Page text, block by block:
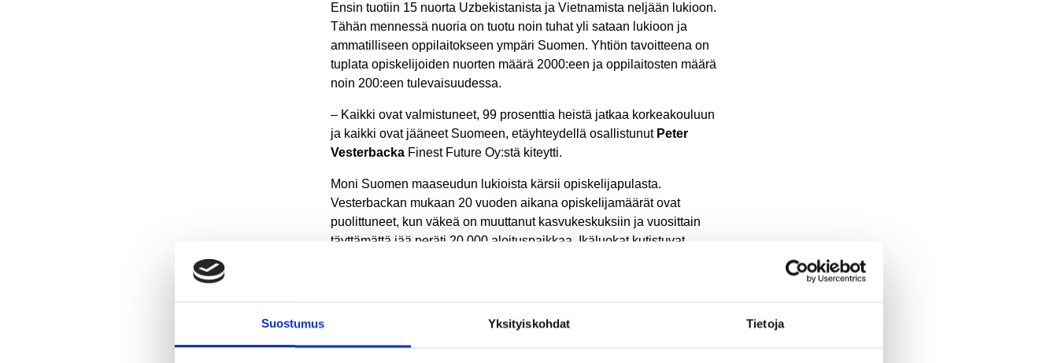
Suostumus Yksityiskohdat Tietoja
Ensin tuotiin 15 nuorta Uzbekistanista ja Vietnamista neljään lukioon.
Tähän mennessä nuoria on tuotu noin tuhat yli sataan lukioon ja
ammatilliseen oppilaitokseen ympäri Suomen. Yhtiön tavoitteena on
tuplata opiskelijoiden nuorten määrä 2000:een ja oppilaitosten määrä
noin 200:een tulevaisuudessa.
– Kaikki ovat valmistuneet, 99 prosenttia heistä jatkaa korkeakouluun
ja kaikki ovat jääneet Suomeen, etäyhteydellä osallistunut Peter
Vesterbacka Finest Future Oy:stä kiteytti.
Moni Suomen maaseudun lukioista kärsii opiskelijapulasta.
Vesterbackan mukaan 20 vuoden aikana opiskelijamäärät ovat
puolittuneet, kun väkeä on muuttanut kasvukeskuksiin ja vuosittain
täyttämättä jää peräti 20 000 aloituspaikkaa. Ikäluokat kutistuvat
maasta, ainakin Vietnamista, Uzbekistanista, Thaimaasta, Malesiasta,
Indonesiasta, Iranista, Kiinasta, Argentiinasta, Brasiliasta, Meksikosta,